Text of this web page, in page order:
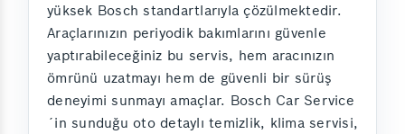
yüksek Bosch standartlarıyla çözülmektedir.
Araçlarınızın periyodik bakımlarını güvenle
yaptırabileceğiniz bu servis, hem aracınızın
ömrünü uzatmayı hem de güvenli bir sürüş
deneyimi sunmayı amaçlar. Bosch Car Service
´in sunduğu oto detaylı temizlik, klima servisi,